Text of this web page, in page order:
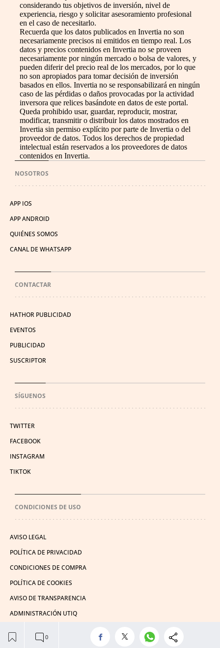
considerando tus objetivos de inversión, nivel de
experiencia, riesgo y solicitar asesoramiento profesional
en el caso de necesitarlo.
Recuerda que los datos publicados en Invertia no son
necesariamente precisos ni emitidos en tiempo real. Los
datos y precios contenidos en Invertia no se proveen
necesariamente por ningún mercado o bolsa de valores, y
pueden diferir del precio real de los mercados, por lo que
no son apropiados para tomar decisión de inversión
basados en ellos. Invertia no se responsabilizará en ningún
caso de las pérdidas o daños provocadas por la actividad
inversora que relices basándote en datos de este portal.
Queda prohibido usar, guardar, reproducir, mostrar,
modificar, transmitir o distribuir los datos mostrados en
Invertia sin permiso explícito por parte de Invertia o del
proveedor de datos. Todos los derechos de propiedad
intelectual están reservados a los proveedores de datos
contenidos en Invertia.
NOSOTROS
APP IOS
APP ANDROID
QUIÉNES SOMOS
CANAL DE WHATSAPP
CONTACTAR
HATHOR PUBLICIDAD
EVENTOS
PUBLICIDAD
SUSCRIPTOR
SÍGUENOS
TWITTER
FACEBOOK
INSTAGRAM
TIKTOK
CONDICIONES DE USO
AVISO LEGAL
POLÍTICA DE PRIVACIDAD
CONDICIONES DE COMPRA
POLÍTICA DE COOKIES
AVISO DE TRANSPARENCIA
ADMINISTRACIÓN UTIQ